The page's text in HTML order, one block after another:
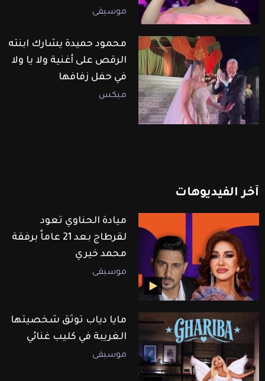
موسيقى
محمود حميدة يشارك ابنته
الرقص على أغنية ولا يا ولا
في حفل زفافها
ميكس
آخر الفيديوهات
ميادة الحناوي تعود
لقرطاج بعد 21 عاماً برفقة
محمد خيري
موسيقى
مايا دياب توثق شخصيتها
الغريبة في كليب غنائي
موسيقى